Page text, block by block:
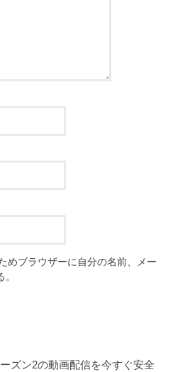
めブラウザーに自分の名前、メー
ズン2の動画配信を今すぐ安全